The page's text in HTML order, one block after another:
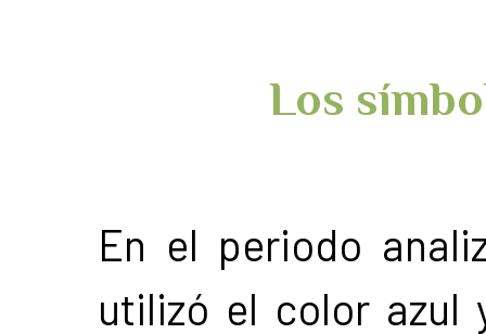
Los
En el periodo
utilizó el color azul